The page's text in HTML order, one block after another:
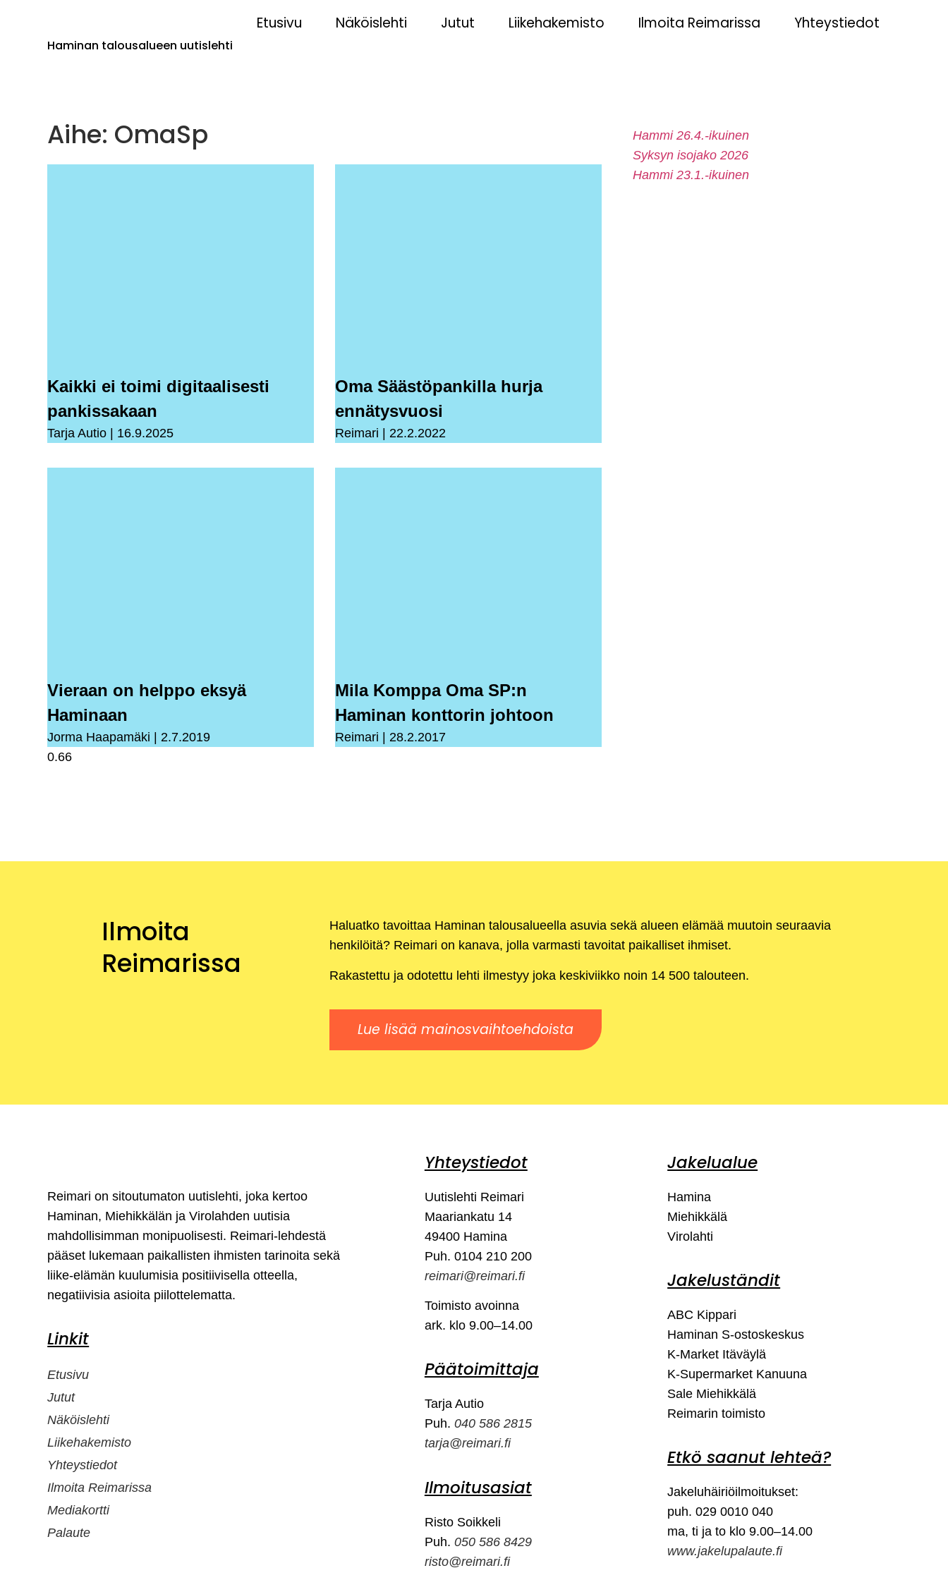
Haminan talousalueen uutislehti
Etusivu Näköislehti Jutut Liikehakemisto Ilmoita Reimarissa Yhteystiedot
Aihe: OmaSp
Kaikki ei toimi digitaalisesti
pankissakaan
Tarja Autio 16.9.2025
Oma Säästöpankilla hurja
ennätysvuosi
Reimari 22.2.2022
Vieraan on helppo eksyä
Haminaan
Jorma Haapamäki 2.7.2019
Mila Komppa Oma SP:n
Haminan konttorin johtoon
Reimari 28.2.2017
Hammi 26.4.-ikuinen
Syksyn isojako 2026
Hammi 23.1.-ikuinen
Ilmoita
Reimarissa
Haluatko tavoittaa Haminan talousalueella asuvia sekä alueen elämää muutoin seuraavia
henkilöitä? Reimari on kanava, jolla varmasti tavoitat paikalliset ihmiset.
Rakastettu ja odotettu lehti ilmestyy joka keskiviikko noin 14 500 talouteen.
Lue lisää mainosvaihtoehdoista
Reimari on sitoutumaton uutislehti, joka kertoo
Haminan, Miehikkälän ja Virolahden uutisia
mahdollisimman monipuolisesti. Reimari-lehdestä
pääset lukemaan paikallisten ihmisten tarinoita sekä
liike-elämän kuulumisia positiivisella otteella,
negatiivisia asioita piilottelematta.
Linkit
Etusivu
Jutut
Näköislehti
Liikehakemisto
Yhteystiedot
Ilmoita Reimarissa
Mediakortti
Palaute
Yhteystiedot
Uutislehti Reimari
Maariankatu 14
49400 Hamina
Puh. 0104 210 200
reimari@reimari.fi
Toimisto avoinna
ark. klo 9.00–14.00
Päätoimittaja
Tarja Autio
Puh. 040 586 2815
tarja@reimari.fi
Ilmoitusasiat
Risto Soikkeli
Puh. 050 586 8429
risto@reimari.fi
Jakelualue
Hamina
Miehikkälä
Virolahti
Jakeluständit
ABC Kippari
Haminan S-ostoskeskus
K-Market Itäväylä
K-Supermarket Kanuuna
Sale Miehikkälä
Reimarin toimisto
Etkö saanut lehteä?
Jakeluhäiriöilmoitukset:
puh. 029 0010 040
ma, ti ja to klo 9.00–14.00
www.jakelupalaute.fi